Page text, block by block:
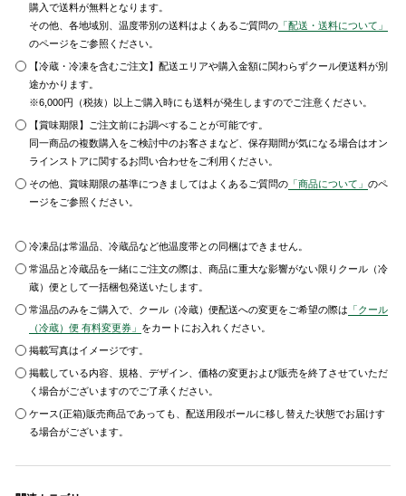
購入で送料が無料となります。
その他、各地域別、温度帯別の送料はよくあるご質問の 「配送・送料について」
のページをご参照ください。
【冷蔵・冷凍を含むご注文】配送エリアや購入金額に関わらずクール便送料が別
途かかります。
※6,000円（税抜）以上ご購入時にも送料が発生しますのでご注意ください。
【賞味期限】ご注文前にお調べすることが可能です。
同一商品の複数購入をご検討中のお客さまなど、保存期間が気になる場合はオン
ラインストアに関するお問い合わせをご利用ください。
その他、賞味期限の基準につきましてはよくあるご質問の 「商品について」のペ
ージをご参照ください。
冷凍品は常温品、冷蔵品など他温度帯との同梱はできません。
常温品と冷蔵品を一緒にご注文の際は、商品に重大な影響がない限りクール（冷
蔵）便として一括梱包発送いたします。
常温品のみをご購入で、クール（冷蔵）便配送への変更をご希望の際は 「クール
（冷蔵）便 有料変更券」 をカートにお入れください。
掲載写真はイメージです。
掲載している内容、規格、デザイン、価格の変更および販売を終了させていただ
く場合がございますのでご了承ください。
ケース(正箱)販売商品であっても、配送用段ボールに移し替えた状態でお届けす
る場合がございます。